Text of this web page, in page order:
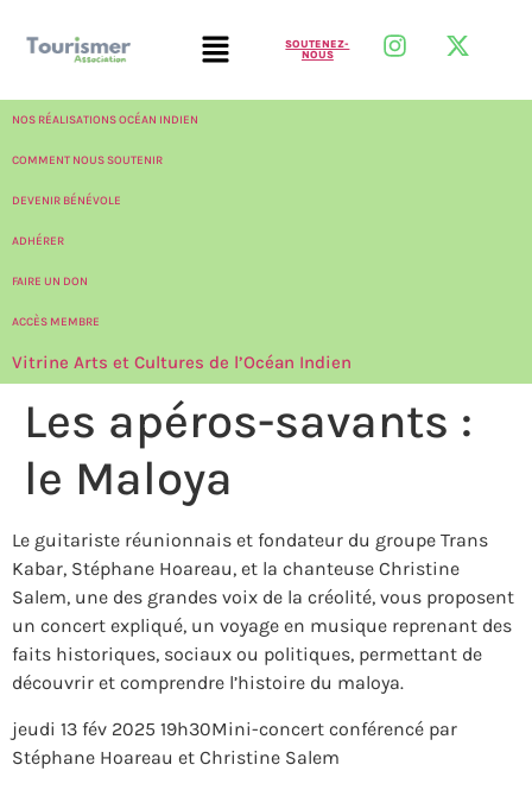
SOUTENEZ-
NOUS
NOS RÉALISATIONS OCÉAN INDIEN
COMMENT NOUS SOUTENIR
DEVENIR BÉNÉVOLE
ADHÉRER
FAIRE UN DON
ACCÈS MEMBRE
Vitrine Arts et Cultures de l’Océan Indien
Les apéros-savants :
le Maloya
Le guitariste réunionnais et fondateur du groupe Trans
Kabar, Stéphane Hoareau, et la chanteuse Christine
Salem, une des grandes voix de la créolité, vous proposent
un concert expliqué, un voyage en musique reprenant des
faits historiques, sociaux ou politiques, permettant de
découvrir et comprendre l’histoire du maloya.
jeudi 13 fév 2025 19h30Mini-concert conférencé par
Stéphane Hoareau et Christine Salem